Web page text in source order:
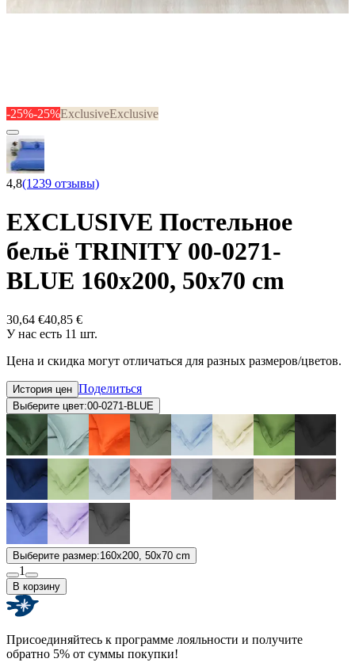
-25%-25%ExclusiveExclusive
4,8(1239 отзывы)
EXCLUSIVE Постельное
бельё TRINITY 00-0271-
BLUE 160x200, 50x70 cm
30,64 €40,85 €
У нас есть 11 шт.
Цена и скидка могут отличаться для разных размеров/цветов.
История цен Поделиться
Выберите цвет:00-0271-BLUE
Выберите размер:160x200, 50x70 cm
1
В корзину
Присоединяйтесь к программе лояльности и получите
обратно 5% от суммы покупки!